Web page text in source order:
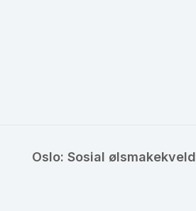
Oslo: Sosial ølsmakekveld